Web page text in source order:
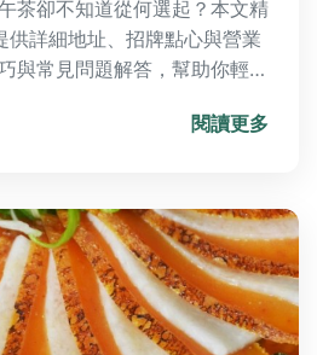
茶卻不知道從何選起？本文精
供詳細地址、招牌點心與營業
與常見問題解答，幫助你輕鬆
閱讀更多